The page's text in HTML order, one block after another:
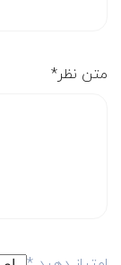
متن نظر*